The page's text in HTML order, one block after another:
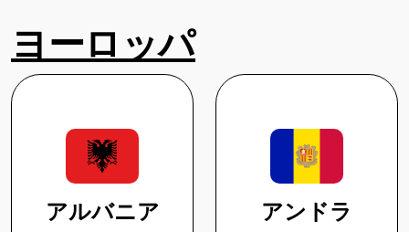
ヨーロッパ
アルバニア アンドラ